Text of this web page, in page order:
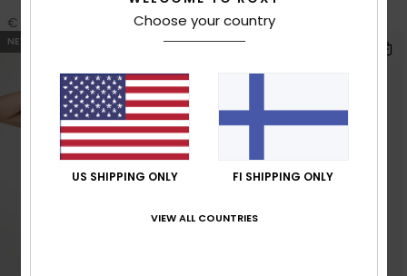
€ 50,00 € 60,00
NEW NEW
Choose your country
US SHIPPING ONLY FI SHIPPING ONLY
VIEW ALL COUNTRIES